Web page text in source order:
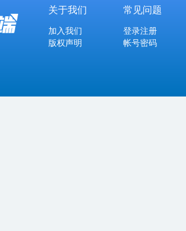
关于我们
加入我们
版权声明
常见问题
登录注册
帐号密码